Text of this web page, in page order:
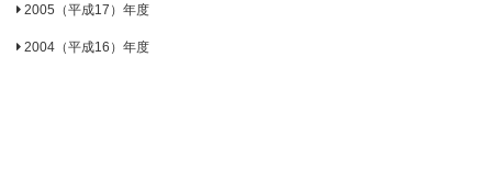
2005（平成17）年度
2004（平成16）年度